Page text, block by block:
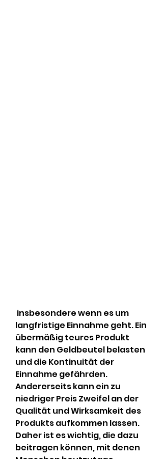
langfristige Einnahme geht. Ein
übermäßig teures Produkt
kann den Geldbeutel belasten
und die Kontinuität der
Einnahme gefährden.
Andererseits kann ein zu
niedriger Preis Zweifel an der
Qualität und Wirksamkeit des
Produkts aufkommen lassen.
Daher ist es wichtig, die dazu
beitragen können, mit denen